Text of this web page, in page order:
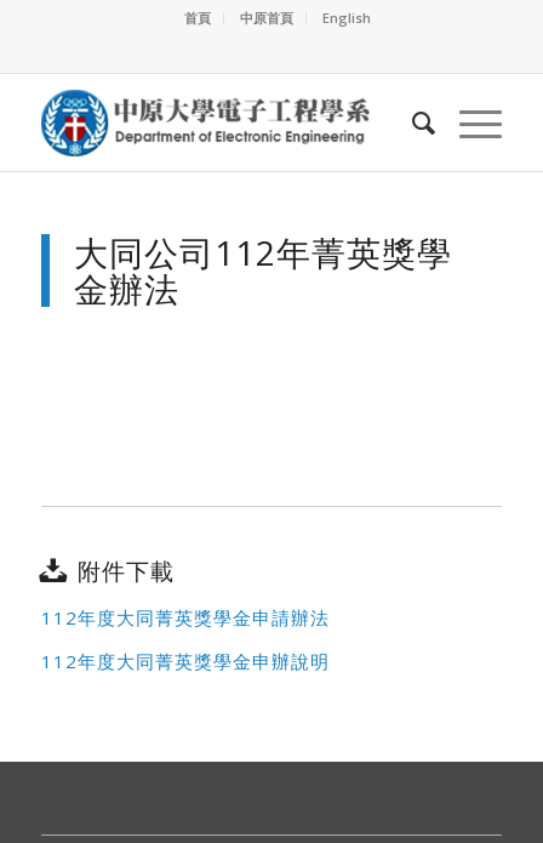
首頁 中原首頁 English
大同公司112年菁英獎學
金辦法
附件下載
112年度大同菁英獎學金申請辦法
112年度大同菁英獎學金申辦說明